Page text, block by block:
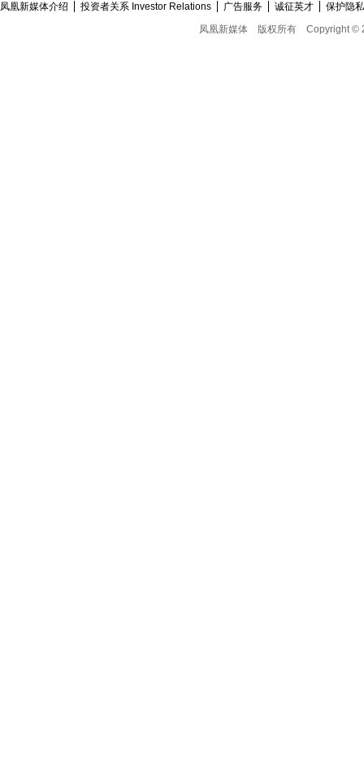
凤凰新媒体介绍 投资者关系 Investor Relations 广告服务 诚征英才
保护隐
凤凰新媒体
版权所有 Copyright ©